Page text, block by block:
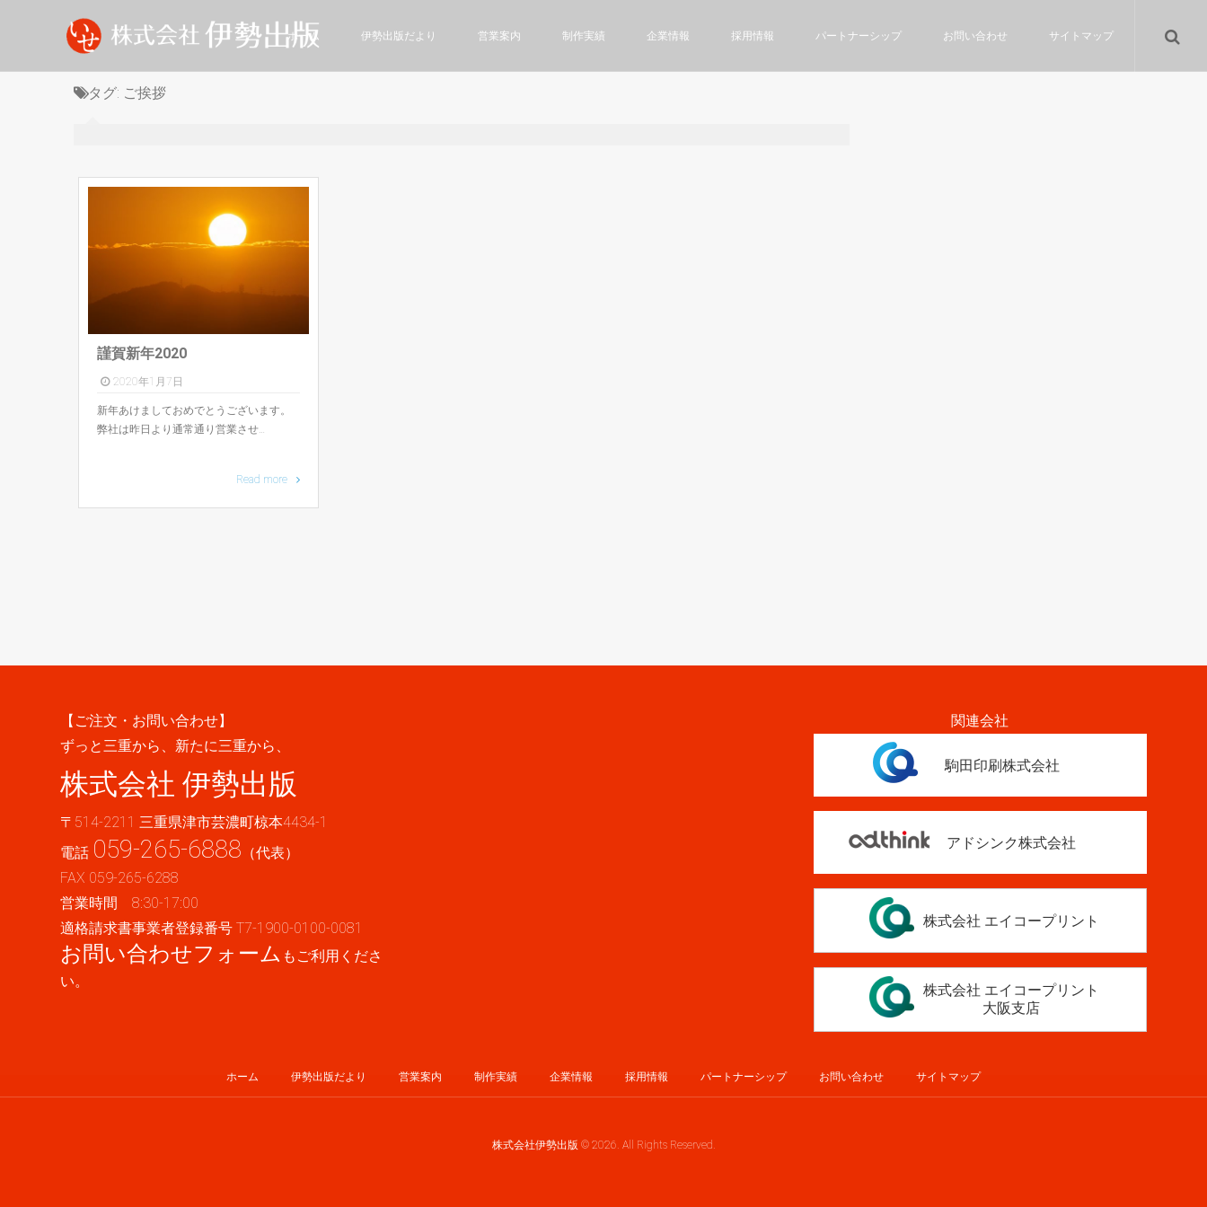
ホーム 伊勢出版だより 営業案内 制作実績 企業情報 採用情報 パートナーシップ お問い合わせ サイトマップ
タグ: ご挨拶
謹賀新年2020
2020年1月7日
新年あけましておめでとうございます。
弊社は昨日より通常通り営業させ…
Read more
【ご注文・お問い合わせ】
ずっと三重から、新たに三重から、
株式会社 伊勢出版
〒514-2211 三重県津市芸濃町椋本4434-1
電話 059-265-6888 （代表）
FAX 059-265-6288
営業時間 8:30-17:00
適格請求書事業者登録番号 T7-1900-0100-0081
お問い合わせフォーム もご利用くださ
い。
関連会社
駒田印刷株式会社
アドシンク株式会社
株式会社 エイコープリント
株式会社 エイコープリント
大阪支店
ホーム 伊勢出版だより 営業案内 制作実績 企業情報 採用情報 パートナーシップ お問い合わせ サイトマップ
株式会社伊勢出版 © 2026. All Rights Reserved.